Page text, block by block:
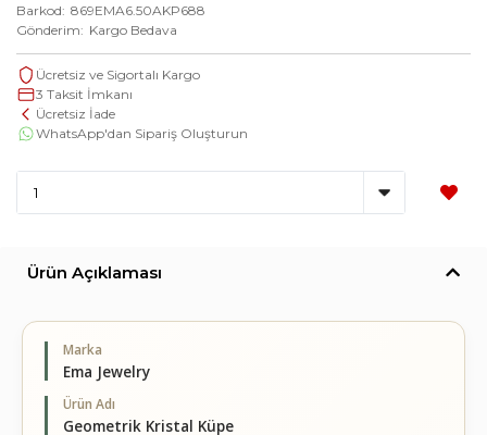
Barkod 869EMA6.50AKP688
Gönderim
Kargo Bedava
Ücretsiz ve Sigortalı Kargo
3 Taksit İmkanı
Ücretsiz İade
WhatsApp'dan Sipariş Oluşturun
Ürün Açıklaması
Marka
Ema Jewelry
Ürün Adı
Geometrik Kristal Küpe